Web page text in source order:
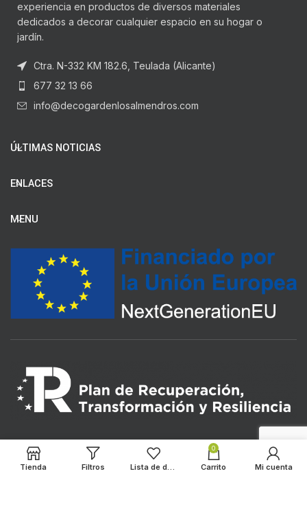
experiencia en productos de diversos materiales
dedicados a decorar cualquier espacio en su hogar o
jardín.
Ctra. N-332 KM 182.6, Teulada (Alicante)
677 32 13 66
info@decogardenlosalmendros.com
ÚLTIMAS NOTICIAS
ENLACES
MENU
Tienda Filtros Lista de deseos
0
Carrito Mi cuenta